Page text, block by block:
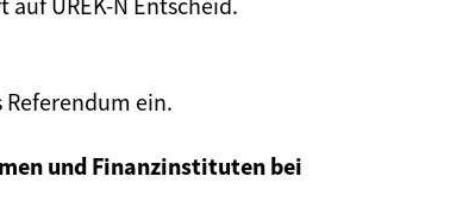
Referendum ein.
und Finanzinstituten bei